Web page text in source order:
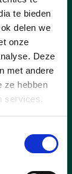
te bieden
delen we
onze
Deze
met andere
ze hebben
services.